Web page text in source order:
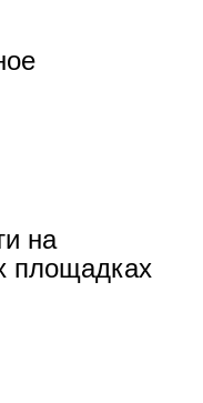
на
площадках